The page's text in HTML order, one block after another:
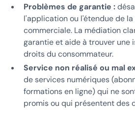
Problèmes de garantie :
l'application ou l'étendue de
commerciale. La médiation
garantie et aide à trouver une
droits du consommateur.
Service non réalisé ou mal
de services numériques
formations en ligne) qui ne
promis ou qui présentent des